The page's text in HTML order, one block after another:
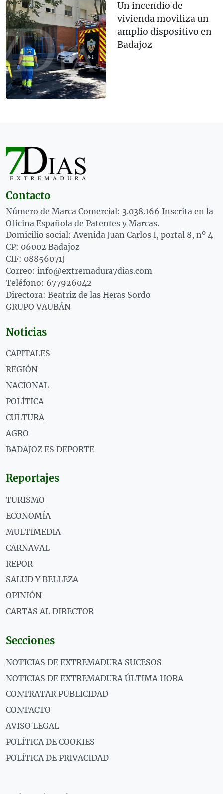
Un incendio de
vivienda moviliza un
amplio dispositivo en
Badajoz
Contacto
Número de Marca Comercial: 3.038.166 Inscrita en la
Oficina Española de Patentes y Marcas.
Domicilio social: Avenida Juan Carlos I, portal 8, nº 4
CP: 06002 Badajoz
CIF: 08856071J
Correo: info@extremadura7dias.com
Teléfono: 677926042
Directora: Beatriz de las Heras Sordo
GRUPO VAUBÁN
Noticias
CAPITALES
REGIÓN
NACIONAL
POLÍTICA
CULTURA
AGRO
BADAJOZ ES DEPORTE
Reportajes
TURISMO
ECONOMÍA
MULTIMEDIA
CARNAVAL
REPOR
SALUD Y BELLEZA
OPINIÓN
CARTAS AL DIRECTOR
Secciones
NOTICIAS DE EXTREMADURA SUCESOS
NOTICIAS DE EXTREMADURA ÚLTIMA HORA
CONTRATAR PUBLICIDAD
CONTACTO
AVISO LEGAL
POLÍTICA DE COOKIES
POLÍTICA DE PRIVACIDAD